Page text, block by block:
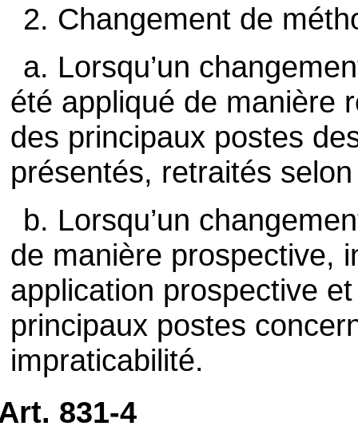
2. Changement de
a. Lorsqu’un
été appliqué de manière
des principaux postes
présentés, retraités
b. Lorsqu’un
de manière prospective,
application prospective
principaux postes
impraticabilité.
831-4